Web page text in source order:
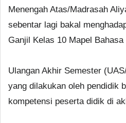
Menengah Atas/Madrasah
sebentar lagi bakal
Ganjil Kelas 10 Mapel
Ulangan Akhir Semester
yang dilakukan oleh pendidik
kompetensi peserta didik di